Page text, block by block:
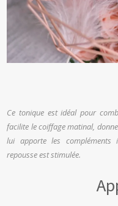
Ce tonique est idéal pour
facilite le coiffage matinal,
lui apporte les compléments
repousse est stimulée.